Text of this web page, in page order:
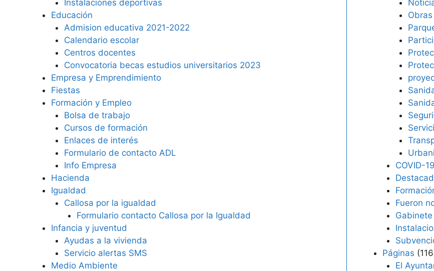
Instalaciones deportivas
Educación
Admision educativa 2021-2022
Calendario escolar
Centros docentes
Convocatoria becas estudios universitarios 2023
Empresa y Emprendimiento
Fiestas
Formación y Empleo
Bolsa de trabajo
Cursos de formación
Enlaces de interés
Formulario de contacto ADL
Info Empresa
Hacienda
Igualdad
Callosa por la igualdad
Formulario contacto Callosa por la Igualdad
Infancia y juventud
Ayudas a la vivienda
Servicio alertas SMS
Medio Ambiente
Obras
COVID-19
Fueron
Páginas
El